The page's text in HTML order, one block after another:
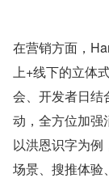
在营销方面，
上+线下的立体
会、开发者日结
动，全方位加强
以洪恩识字为例
场景、搜推体验